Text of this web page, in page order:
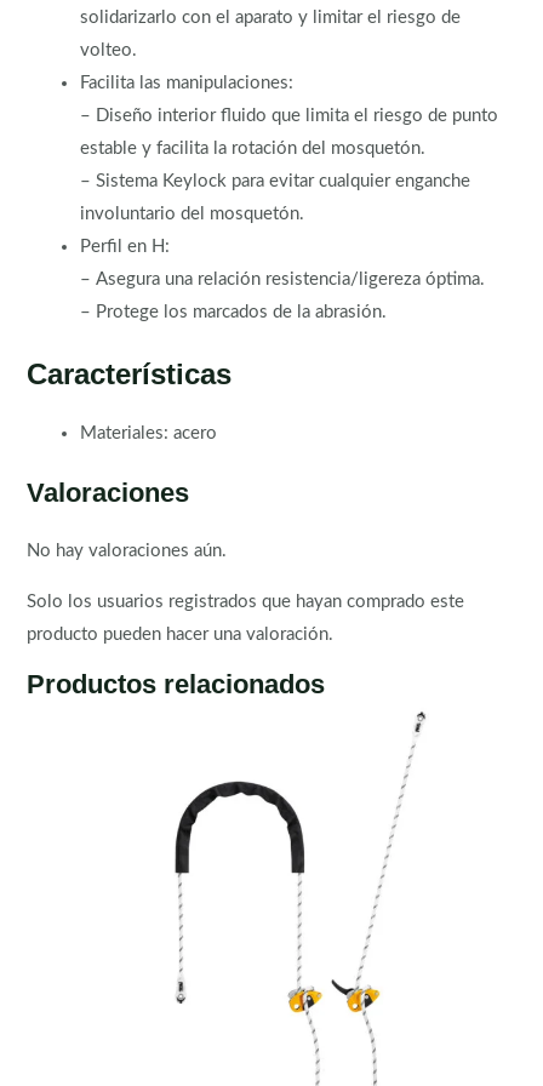
solidarizarlo con el aparato y limitar el riesgo de
volteo.
Facilita las manipulaciones:
– Diseño interior fluido que limita el riesgo de punto
estable y facilita la rotación del mosquetón.
– Sistema Keylock para evitar cualquier enganche
involuntario del mosquetón.
Perfil en H:
– Asegura una relación resistencia/ligereza óptima.
– Protege los marcados de la abrasión.
Características
Materiales: acero
Valoraciones
No hay valoraciones aún.
Solo los usuarios registrados que hayan comprado este
producto pueden hacer una valoración.
Productos relacionados